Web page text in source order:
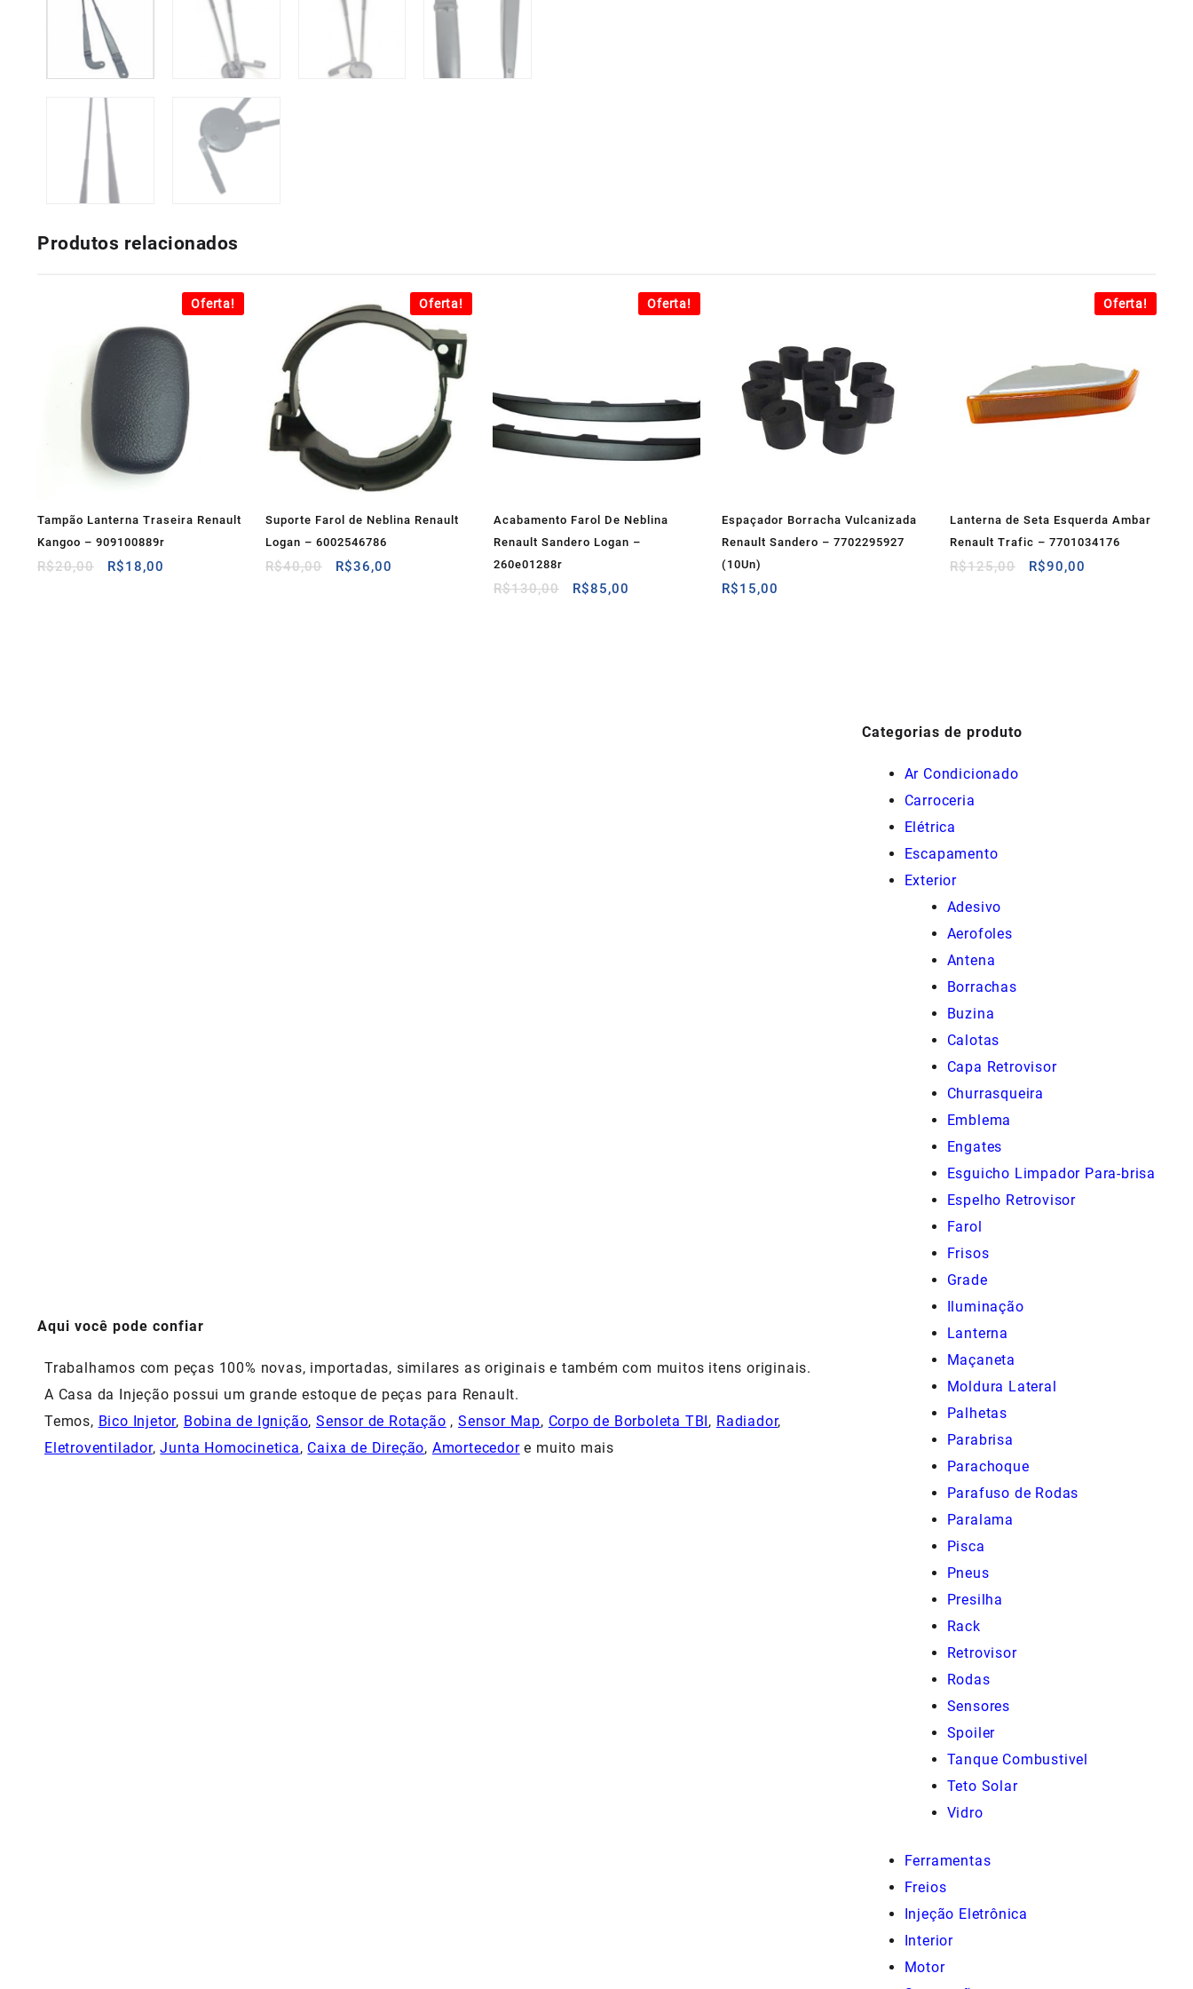
Produtos relacionados
Oferta!
Tampão Lanterna Traseira Renault
Kangoo – 909100889r
R$20,00
O
R$18,00
Oferta!
Suporte Farol de Neblina Renault
Logan – 6002546786
R$40,00
O
R$36,00
Oferta!
Acabamento Farol De Neblina
Renault Sandero Logan –
260e01288r
R$130,00
O
R$85,00
Espaçador Borracha Vulcanizada
Renault Sandero – 7702295927
(10Un)
R$15,00
Oferta!
Lanterna de Seta Esquerda Ambar
Renault Trafic – 7701034176
R$125,00
O
R$90,00
Aqui você pode confiar
Trabalhamos com peças 100% novas, importadas, similares as originais e também com muitos itens originais.
A Casa da Injeção possui um grande estoque de peças para Renault.
Temos, Bico Injetor, Bobina de Ignição,Sensor de Rotação ,Sensor Map, Corpo de Borboleta TBI, Radiador,
Eletroventilador,Junta Homocinetica, Caixa de Direção, Amortecedore muito mais
Categorias de produto
Ar Condicionado
Carroceria
Elétrica
Escapamento
Exterior
Adesivo
Aerofoles
Antena
Borrachas
Buzina
Calotas
Capa Retrovisor
Churrasqueira
Emblema
Engates
Esguicho Limpador Para-brisa
Espelho Retrovisor
Farol
Frisos
Grade
Iluminação
Lanterna
Maçaneta
Moldura Lateral
Palhetas
Parabrisa
Parachoque
Parafuso de Rodas
Paralama
Pisca
Pneus
Presilha
Rack
Retrovisor
Rodas
Sensores
Spoiler
Tanque Combustivel
Teto Solar
Vidro
Ferramentas
Freios
Injeção Eletrônica
Interior
Motor